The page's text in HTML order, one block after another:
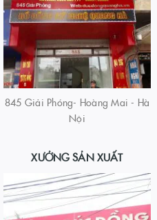
845 Giải Phóng- Hoàng Mai - Hà
Nội
XƯỞNG SẢN XUẤT